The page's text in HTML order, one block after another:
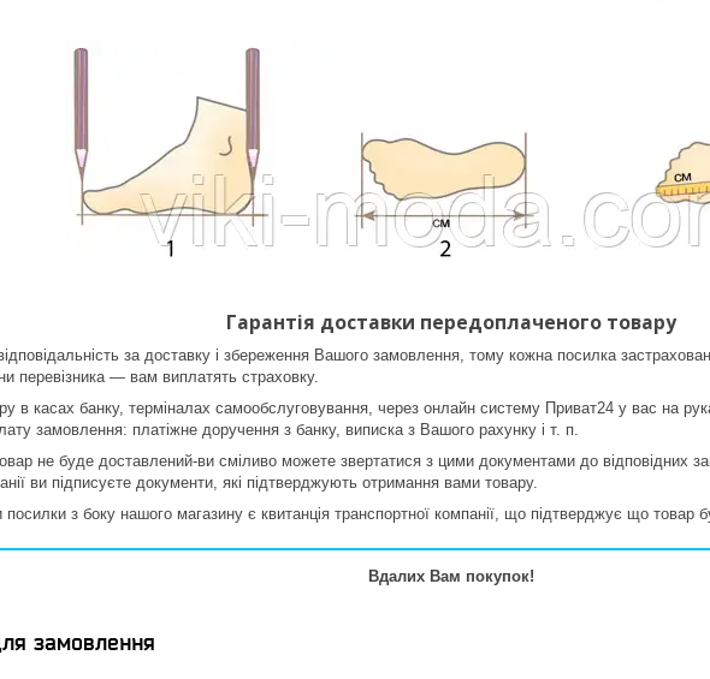
Гарантія доставки передоплаченого товару
за доставку і збереження Вашого замовлення, тому кожна посилка
перевізника ― вам виплатять страховку.
в касах банку, терміналах самообслуговування, через онлайн систему Приват24 у вас на
замовлення: платіжне доручення з банку, виписка з Вашого рахунку і т. п.
не буде доставлений-ви сміливо можете звертатися з цими документами до відповідних
ви підписуєте документи, які підтверджують отримання вами товару.
посилки з боку нашого магазину є квитанція транспортної компанії, що підтверджує що товар
Вдалих Вам покупок!
замовлення